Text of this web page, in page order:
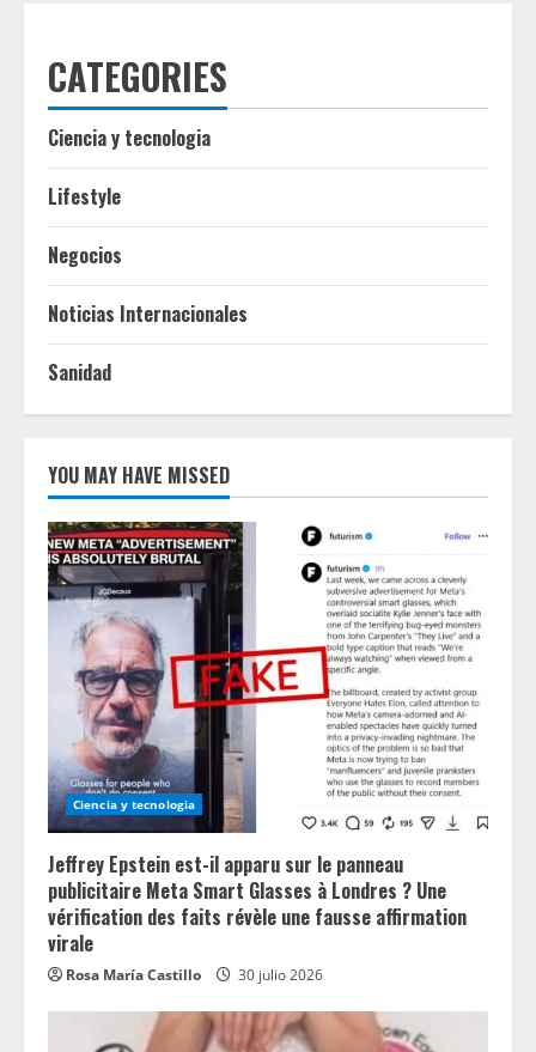
CATEGORIES
Ciencia y tecnologia
Lifestyle
Negocios
Noticias Internacionales
Sanidad
YOU MAY HAVE MISSED
Ciencia y tecnologia
Jeffrey Epstein est-il apparu sur le panneau
publicitaire Meta Smart Glasses à Londres ? Une
vérification des faits révèle une fausse affirmation
virale
Rosa María Castillo 30 julio 2026